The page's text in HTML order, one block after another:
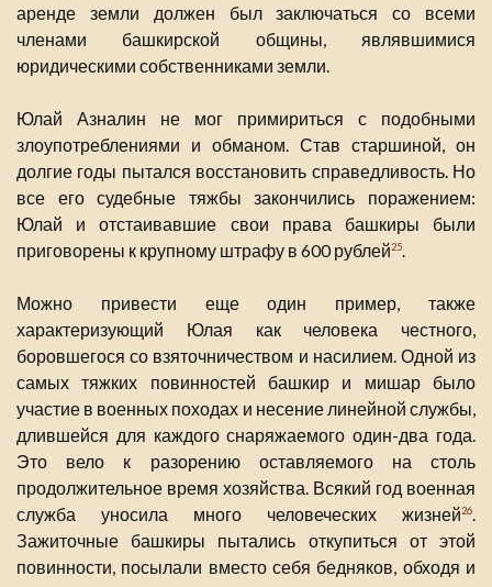
аренде земли должен был заключаться со всеми
членами башкирской общины, являвшимися
юридическими собственниками земли.
Юлай Азналин не мог примириться с подобными
злоупотреблениями и обманом. Став старшиной, он
долгие годы пытался восстановить справедливость. Но
все его судебные тяжбы закончились поражением:
Юлай и отстаивавшие свои права башкиры были
приговорены к крупному штрафу в 600 рублей25.
Можно привести еще один пример, также
характеризующий Юлая как человека честного,
боровшегося со взяточничеством и насилием. Одной из
самых тяжких повинностей башкир и мишар было
участие в военных походах и несение линейной службы,
длившейся для каждого снаряжаемого один-два года.
Это вело к разорению оставляемого на столь
продолжительное время хозяйства. Всякий год военная
служба уносила много человеческих жизней26.
Зажиточные башкиры пытались откупиться от этой
повинности, посылали вместо себя бедняков, обходя и